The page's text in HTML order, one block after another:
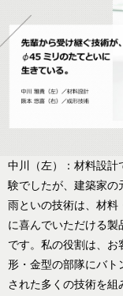
中川（左）：材料設計
験でしたが、建築家の
雨といの技術は、材料
に喜んでいただける
です。私の役割は、
形・金型の部隊にバト
された多くの技術を